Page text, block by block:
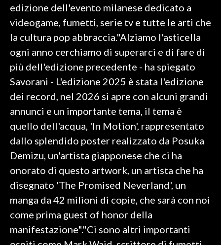
GOSSIP
SALUTE
SARDEGNA TURISMO
#CARAUNIONE
3 MINUTI CON
INFO AZIENDE
ABBONATI
ANNUNCI
edizione dell'evento milanese dedicato a
videogame, fumetti, serie tv e tutte le arti che
la cultura pop abbraccia."Alziamo l'asticella
ogni anno cerchiamo di superarci e di fare di
più dell'edizione precedente - ha spiegato
Savorani - L'edizione 2025 è stata l'edizione
dei record, nel 2026 si apre con alcuni grandi
annunci e un importante tema, il tema è
quello dell'acqua, 'In Motion', rappresentato
dallo splendido poster realizzato da Posuka
Demizu, un'artista giapponese che ci ha
onorato di questo artwork, un artista che ha
disegnato 'The Promised Neverland', un
manga da 42 milioni di copie, che sarà con noi
come prima guest of honor della
manifestazione"."Ci sono altri importanti